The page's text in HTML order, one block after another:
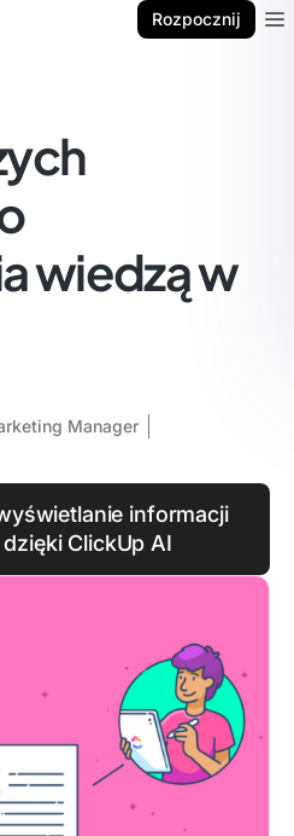
Rozpocznij
wiedzą w
Manager
informacji
ClickUp AI